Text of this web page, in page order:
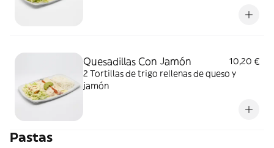
Quesadillas Con Jamón
10,20 €
2 Tortillas de trigo rellenas de queso y
jamón
Pastas